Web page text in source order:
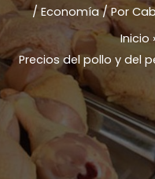
/Economía/ Por
Inicio
Precios del pollo y del